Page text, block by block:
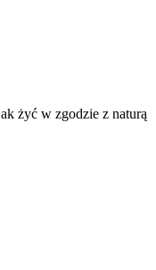
żyć w zgodzie z naturą